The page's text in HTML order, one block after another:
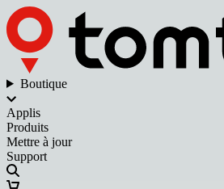
Boutique
Applis
Produits
Mettre à jour
Support